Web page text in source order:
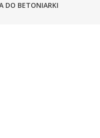
DO BETONIARKI